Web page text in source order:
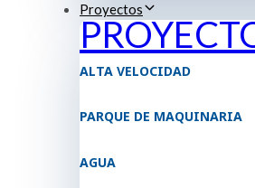
Proyectos
ALTA VELOCIDAD
PARQUE DE MAQUINARIA
AGUA